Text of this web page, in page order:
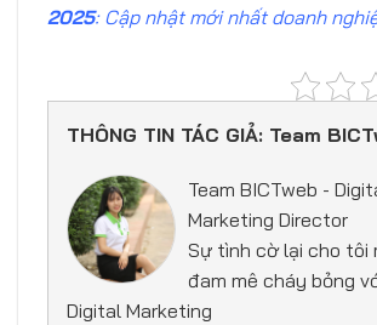
2025: Cập nhật mới nhất doanh
THÔNG TIN TÁC GIẢ: Team
Team BICTweb -
Marketing Director
Sự tình cờ lại cho tôi
đam mê cháy bỏng
Digital Marketing